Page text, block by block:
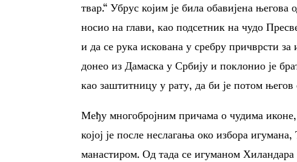
твар.“ Убрус којим је била обавијена
носио на глави, као подсетник на чудо
и да се рука искована у сребру причврсти
донео из Дамаска у Србију и поклонио је
као заштитницу у рату, да би је потом
Међу многобројним причама о чудима иконе,
којој је после неслагања око избора
манастиром. Од тада се игуманом Хиландара